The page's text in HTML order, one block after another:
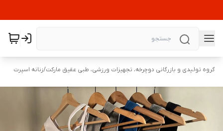
گروه تولیدی و بازرگانی دوچرخه، تجهیزات ورزشی، طبی عقیق مارکت/زنانه اسپرت